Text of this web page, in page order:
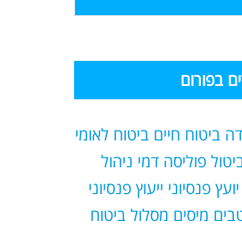
בפורום
ביטוח חיים ביטוח לאומי
פוליסה דמי ניהול
יועץ פנסיוני ייעוץ פנסיוני
מיסים מסלול ביטוח